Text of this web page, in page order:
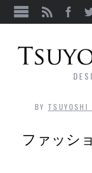
BY TSUYOSHI
ファッシ